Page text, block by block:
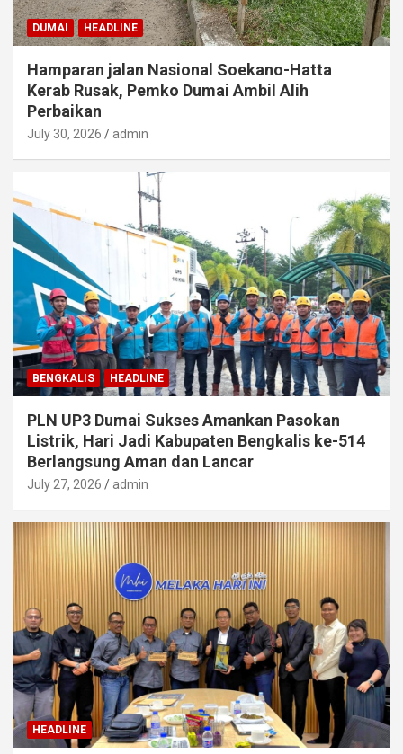
DUMAI HEADLINE
Hamparan jalan Nasional Soekano-Hatta
Kerab Rusak, Pemko Dumai Ambil Alih
Perbaikan
July 30, 2026 admin
BENGKALIS HEADLINE
PLN UP3 Dumai Sukses Amankan Pasokan
Listrik, Hari Jadi Kabupaten Bengkalis ke-514
Berlangsung Aman dan Lancar
July 27, 2026 admin
HEADLINE